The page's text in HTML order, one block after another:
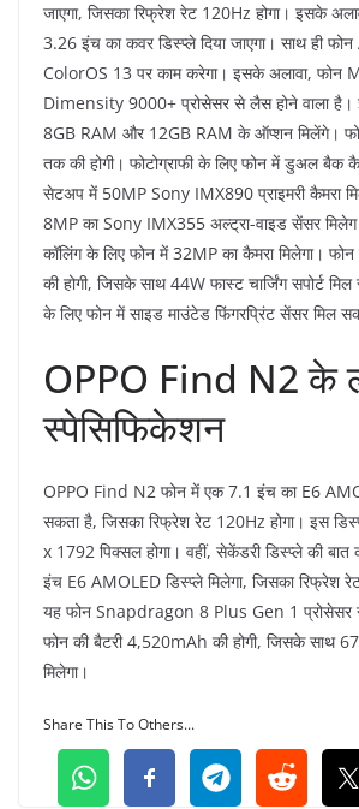
जाएगा, जिसका रिफ्रेश रेट 120Hz होगा। इसके
3.26 इंच का कवर डिस्प्ले दिया जाएगा। साथ ही
ColorOS 13 पर काम करेगा। इसके अलावा, फोन
Dimensity 9000+ प्रोसेसर से लैस होने वाला
8GB RAM और 12GB RAM के ऑप्शन मिलेंगे।
तक की होगी। फोटोग्राफी के लिए फोन में डुअल बैक
सेटअप में 50MP Sony IMX890 प्राइमरी कैमरा
8MP का Sony IMX355 अल्ट्रा-वाइड सेंसर
कॉलिंग के लिए फोन में 32MP का कैमरा मिलेगा।
की होगी, जिसके साथ 44W फास्ट चार्जिंग सपोर्ट मिल
के लिए फोन में साइड माउंटेड फिंगरप्रिंट सेंसर मिल
OPPO Find N2 के
स्पेसिफिकेशन
OPPO Find N2 फोन में एक 7.1 इंच का E6
सकता है, जिसका रिफ्रेश रेट 120Hz होगा। इस
x 1792 पिक्सल होगा। वहीं, सेकेंडरी डिस्प्ले की
इंच E6 AMOLED डिस्प्ले मिलेगा, जिसका रिफ्रेश
यह फोन Snapdragon 8 Plus Gen 1 प्रोसेसर
फोन की बैटरी 4,520mAh की होगी, जिसके साथ
मिलेगा।
Share This To Others...